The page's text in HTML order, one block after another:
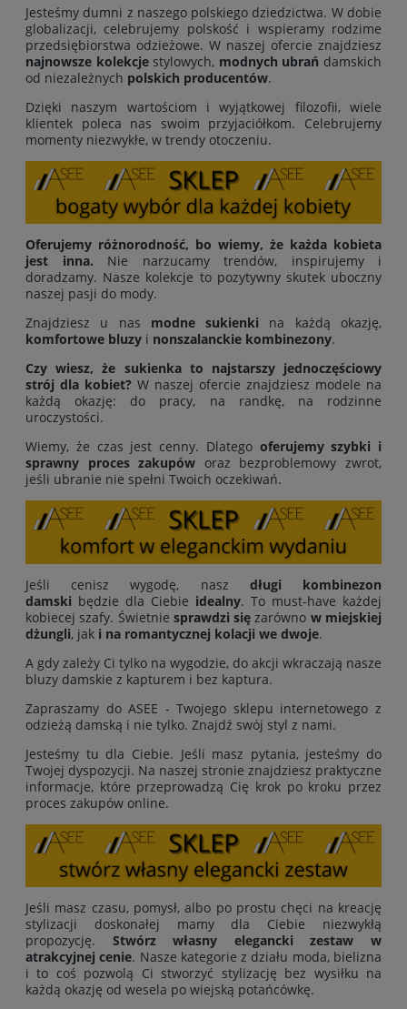
Jesteśmy dumni z naszego polskiego dziedzictwa. W dobie
globalizacji, celebrujemy polskość i wspieramy rodzime
przedsiębiorstwa odzieżowe. W naszej ofercie znajdziesz
najnowsze kolekcjestylowych, modnych ubrań damskich
od niezależnych polskich producentów.
Dzięki naszym wartościom i wyjątkowej filozofii, wiele
klientek poleca nas swoim przyjaciółkom. Celebrujemy
momenty niezwykłe, w trendy otoczeniu.
Oferujemy różnorodność, bo wiemy, że każda kobieta
jest inna. Nie narzucamy trendów, inspirujemy i
doradzamy. Nasze kolekcje to pozytywny skutek uboczny
naszej pasji do mody.
Znajdziesz u nas modne sukienki na każdą okazję,
komfortowe bluzy i nonszalanckie kombinezony.
Czy wiesz, że sukienka to najstarszy jednoczęściowy
strój dla kobiet? W naszej ofercie znajdziesz modele na
każdą okazję: do pracy, na randkę, na rodzinne
uroczystości.
Wiemy, że czas jest cenny. Dlatego oferujemy szybki i
sprawny proces zakupów oraz bezproblemowy zwrot,
jeśli ubranie nie spełni Twoich oczekiwań.
Jeśli cenisz wygodę, nasz długi kombinezon
damski będzie dla Ciebie idealny. To must-have każdej
kobiecej szafy. Świetnie sprawdzi się zarówno w miejskiej
dżungli, jak i na romantycznej kolacji we dwoje.
A gdy zależy Ci tylko na wygodzie, do akcji wkraczają nasze
bluzy damskie z kapturem i bez kaptura.
Zapraszamy do ASEE - Twojego sklepu internetowego z
odzieżą damską i nie tylko. Znajdź swój styl z nami.
Jesteśmy tu dla Ciebie. Jeśli masz pytania, jesteśmy do
Twojej dyspozycji. Na naszej stronie znajdziesz praktyczne
informacje, które przeprowadzą Cię krok po kroku przez
proces zakupów online.
Jeśli masz czasu, pomysł, albo po prostu chęci na kreację
stylizacji doskonałej mamy dla Ciebie niezwykłą
propozycję. Stwórz własny elegancki zestaw w
atrakcyjnej cenie. Nasze kategorie z działu moda, bielizna
i to coś pozwolą Ci stworzyć stylizację bez wysiłku na
każdą okazję od wesela po wiejską potańcówkę.